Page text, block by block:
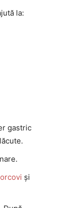
la:
gastric
și